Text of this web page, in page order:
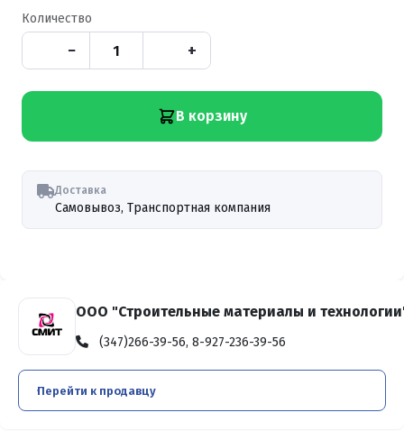
Количество
− +
В корзину
Доставка
Самовывоз, Транспортная компания
ООО "Строительные материалы и
(347)266-39-56, 8-927-236-39-56
Перейти к продавцу